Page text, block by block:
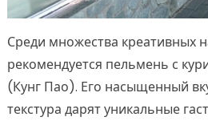
Среди множества креативных
рекомендуется пельмень с
(Кунг Пао). Его насыщенный
текстура дарят уникальные